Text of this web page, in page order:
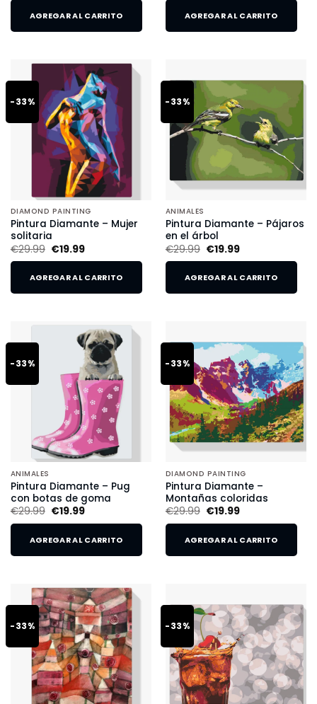
AGREGAR AL CARRITO AGREGAR AL CARRITO
-33%
DIAMOND PAINTING
Pintura Diamante – Mujer
solitaria
€29.99 €19.99
AGREGAR AL CARRITO
-33%
ANIMALES
Pintura Diamante – Pájaros
en el árbol
€29.99 €19.99
AGREGAR AL CARRITO
-33%
ANIMALES
Pintura Diamante – Pug
con botas de goma
€29.99 €19.99
AGREGAR AL CARRITO
-33%
DIAMOND PAINTING
Pintura Diamante –
Montañas coloridas
€29.99 €19.99
AGREGAR AL CARRITO
-33% -33%